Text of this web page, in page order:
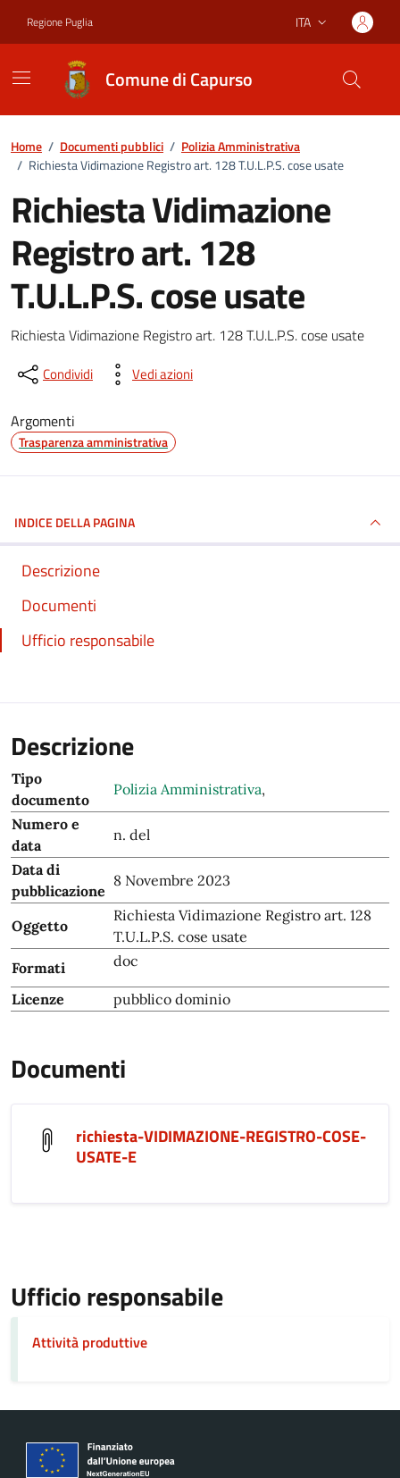
Regione Puglia Lingua attiva:
ITA
Comune di Capurso
Home / Documenti pubblici / Polizia Amministrativa
/ Richiesta Vidimazione Registro art. 128 T.U.L.P.S. cose usate
Richiesta Vidimazione
Registro art. 128
T.U.L.P.S. cose usate
Dettagli del documento
Richiesta Vidimazione Registro art. 128 T.U.L.P.S. cose usate
Condividi Vedi azioni
Argomenti
Trasparenza amministrativa
INDICE DELLA PAGINA
Descrizione
Documenti
Ufficio responsabile
Descrizione
Tipo
documento
Polizia Amministrativa,
Numero e
data
n. del
Data di
pubblicazione
8 Novembre 2023
Oggetto
Richiesta Vidimazione Registro art. 128
T.U.L.P.S. cose usate
Formati
doc
Licenze pubblico dominio
Documenti
richiesta-VIDIMAZIONE-REGISTRO-COSE-
USATE-E
Ufficio responsabile
Attività produttive